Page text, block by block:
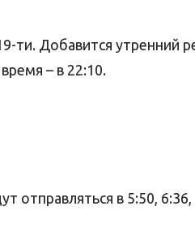
ти. Добавится утренний
– в 22:10.
отправляться в 5:50, 6:36,